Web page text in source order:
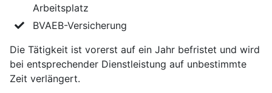
Arbeitsplatz
BVAEB-Versicherung
Die Tätigkeit ist vorerst auf ein Jahr befristet und wird
bei entsprechender Dienstleistung auf unbestimmte
Zeit verlängert.